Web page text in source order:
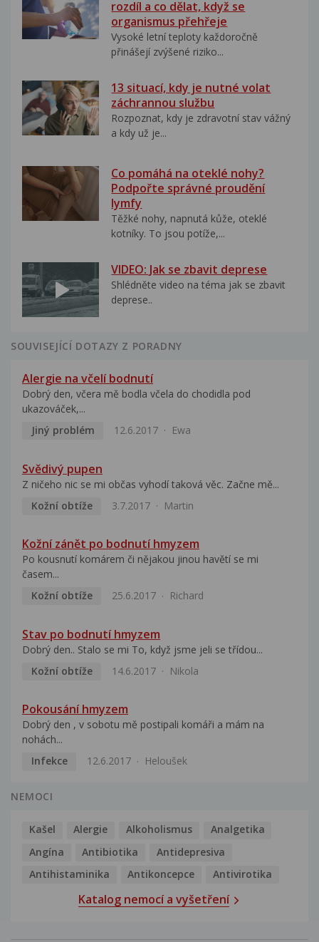
rozdíl a co dělat, když se
organismus přehřeje
Vysoké letní teploty každoročně
přinášejí zvýšené riziko...
13 situací, kdy je nutné volat
záchrannou službu
Rozpoznat, kdy je zdravotní stav vážný
a kdy už je...
Co pomáhá na oteklé nohy?
Podpořte správné proudění
lymfy
Těžké nohy, napnutá kůže, oteklé
kotníky. To jsou potíže,...
VIDEO: Jak se zbavit deprese
Shlédněte video na téma jak se zbavit
deprese..
SOUVISEJÍCÍ DOTAZY Z PORADNY
Alergie na včelí bodnutí
Dobrý den, včera mě bodla včela do chodidla pod
ukazováček,...
Jiný problém
12.6.2017 Ewa
Svědivý pupen
Z ničeho nic se mi občas vyhodí taková věc. Začne mě...
Kožní obtíže
3.7.2017 Martin
Kožní zánět po bodnutí hmyzem
Po kousnutí komárem či nějakou jinou havětí se mi
časem...
Kožní obtíže
25.6.2017 Richard
Stav po bodnutí hmyzem
Dobrý den.. Stalo se mi To, když jsme jeli se třídou...
Kožní obtíže
14.6.2017 Nikola
Pokousání hmyzem
Dobrý den , v sobotu mě postipali komáři a mám na
nohách...
Infekce
12.6.2017 Heloušek
NEMOCI
Kašel Alergie Alkoholismus
Analgetika
Angína
Antibiotika
Antidepresiva
Antihistaminika
Antikoncepce Antivirotika
Katalog nemocí a vyšetření